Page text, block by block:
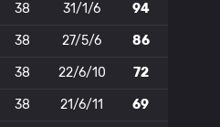
38 31/1/6 94
38 27/5/6 86
38 22/6/10 72
38 21/6/11 69